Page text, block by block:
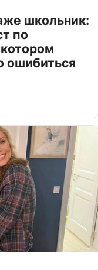
школьник:
по
ошибиться